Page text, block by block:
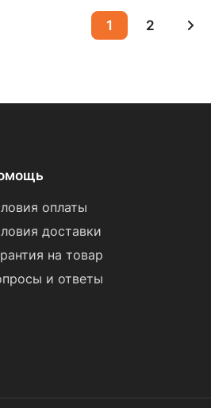
1 2
оплаты
доставки
на товар
и ответы